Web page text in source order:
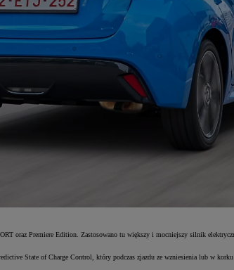
oraz Premiere Edition. Zastosowano tu większy i mocniejszy silnik
State of Charge Control, który podczas zjazdu ze wzniesienia lub w